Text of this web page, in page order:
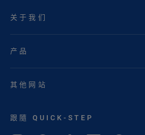
关于我们
产品
其他网站
跟隨 QUICK-STEP